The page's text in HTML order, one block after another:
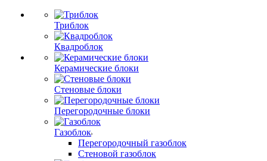
Триблок
Квадроблок
Керамические блоки
Стеновые блоки
Перегородочные блоки
Газоблок
Перегородочный газоблок
Стеновой газоблок